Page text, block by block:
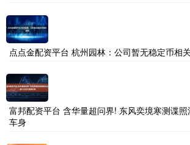
点点金配资平台 杭州园林：公司暂无稳定币相
富邦配资平台 含华量超问界! 东风奕境寒测谍
车身